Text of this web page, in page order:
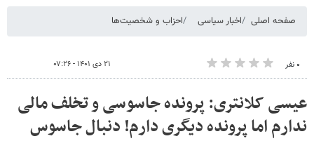
صفحه اصلی اخبار سیاسی احزاب و شخصیت‌ها
۰ نفر ۲۱ دی ۱۴۰۱ - ۰۷:۲۶
عیسی کلانتری: پرونده جاسوسی و تخلف مالی
ندارم اما پرونده دیگری دارم! دنبال جاسوس